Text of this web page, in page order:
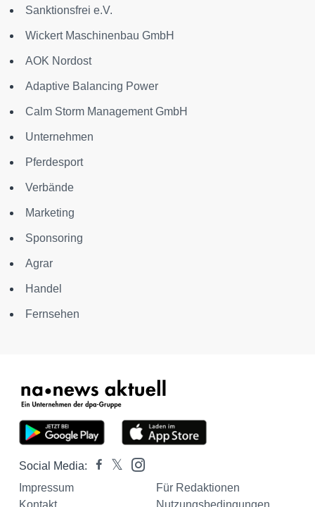
Sanktionsfrei e.V.
Wickert Maschinenbau GmbH
AOK Nordost
Adaptive Balancing Power
Calm Storm Management GmbH
Unternehmen
Pferdesport
Verbände
Marketing
Sponsoring
Agrar
Handel
Fernsehen
Social Media:
Impressum
Für Redaktionen
Kontakt
Nutzungsbedingungen